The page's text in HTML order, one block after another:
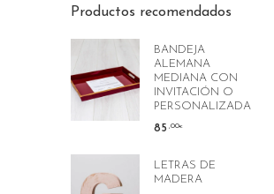
Productos recomendados
BANDEJA
ALEMANA
MEDIANA CON
INVITACIÓN O
PERSONALIZADA
85 ,00€
LETRAS DE
MADERA